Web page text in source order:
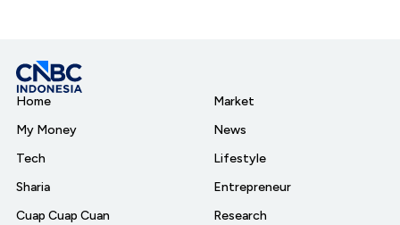
Home
My Money
Tech
Sharia
Cuap Cuap Cuan
Market
News
Lifestyle
Entrepreneur
Research